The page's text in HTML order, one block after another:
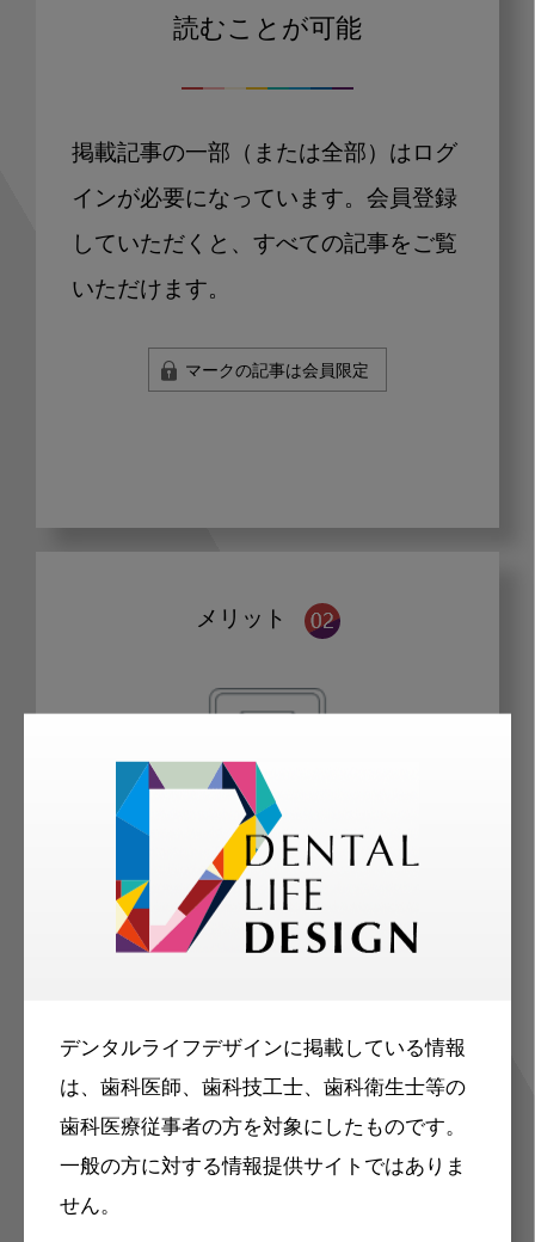
デンタルライフデザインに掲載している情報
は、歯科医師、歯科技工士、歯科衛生士等の
歯科医療従事者の方を対象にしたものです。
一般の方に対する情報提供サイトではありま
せん。
読むことが可能
掲載記事の一部（または全部）はログ
インが必要になっています。会員登録
していただくと、すべての記事をご覧
いただけます。
マークの記事は会員限定
メリット
歯科に関するお役立ち情報を
メールマガジンでお届け
科衛生士、歯科技工士）に合わせた内
容のメールマガジンをお届けします。